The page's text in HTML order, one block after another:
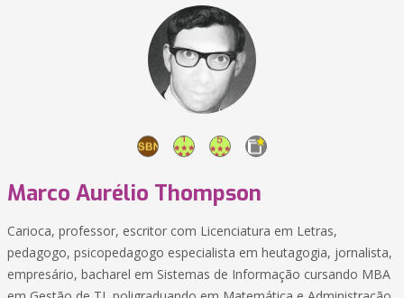
Marco Aurélio Thompson
Carioca, professor, escritor com Licenciatura em Letras,
pedagogo, psicopedagogo especialista em heutagogia, jornalista,
empresário, bacharel em Sistemas de Informação cursando MBA